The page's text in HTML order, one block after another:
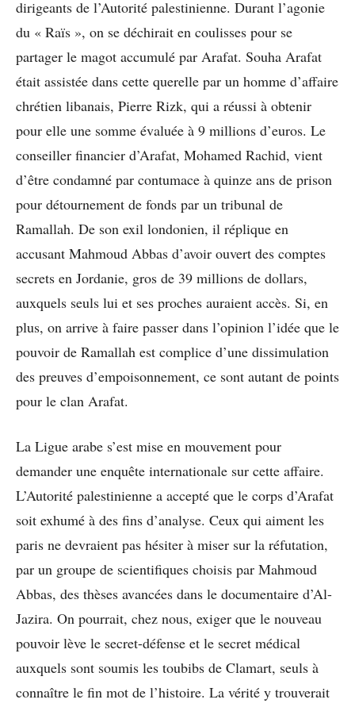
dirigeants de l’Autorité palestinienne. Durant l’agonie
du « Raïs », on se déchirait en coulisses pour se
partager le magot accumulé par Arafat. Souha Arafat
était assistée dans cette querelle par un homme d’affaire
chrétien libanais, Pierre Rizk, qui a réussi à obtenir
pour elle une somme évaluée à 9 millions d’euros. Le
conseiller financier d’Arafat, Mohamed Rachid, vient
d’être condamné par contumace à quinze ans de prison
pour détournement de fonds par un tribunal de
Ramallah. De son exil londonien, il réplique en
accusant Mahmoud Abbas d’avoir ouvert des comptes
secrets en Jordanie, gros de 39 millions de dollars,
auxquels seuls lui et ses proches auraient accès. Si, en
plus, on arrive à faire passer dans l’opinion l’idée que le
pouvoir de Ramallah est complice d’une dissimulation
des preuves d’empoisonnement, ce sont autant de points
pour le clan Arafat.
La Ligue arabe s’est mise en mouvement pour
demander une enquête internationale sur cette affaire.
L’Autorité palestinienne a accepté que le corps d’Arafat
soit exhumé à des fins d’analyse. Ceux qui aiment les
paris ne devraient pas hésiter à miser sur la réfutation,
par un groupe de scientifiques choisis par Mahmoud
Abbas, des thèses avancées dans le documentaire d’Al-
Jazira. On pourrait, chez nous, exiger que le nouveau
pouvoir lève le secret-défense et le secret médical
auxquels sont soumis les toubibs de Clamart, seuls à
connaître le fin mot de l’histoire. La vérité y trouverait